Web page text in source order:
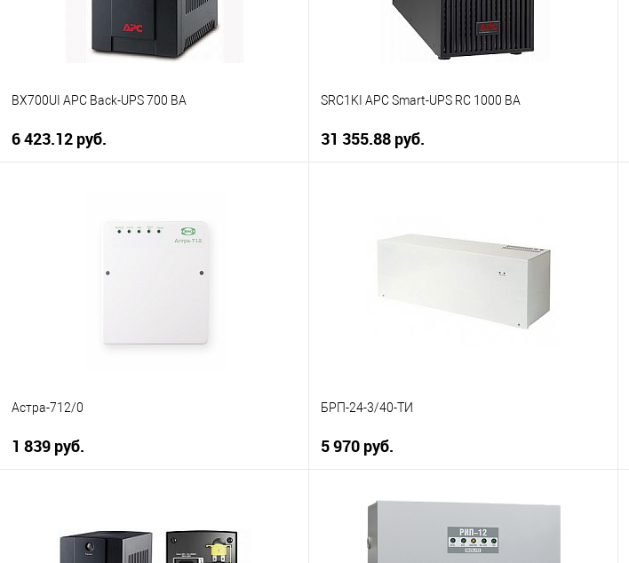
BX700UI APC Back-UPS 700 ВА
6 423.12 руб.
К сравнению
SRC1KI APC Smart-UPS RC 1000 ВА
31 355.88 руб.
Купить в 1 клик
В наличии
Астра-712/0
1 839 руб.
Купить в 1 клик
К сравнению
БРП-24-3/40-ТИ
5 970 руб.
Купить в 1 клик